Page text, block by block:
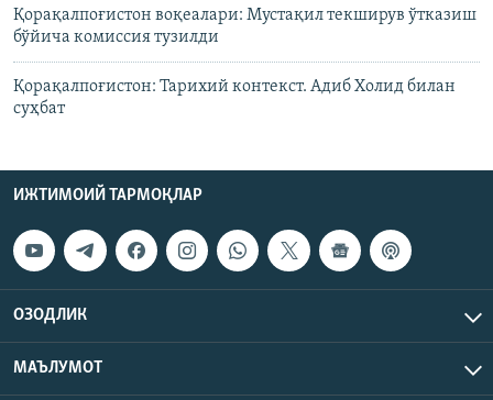
Қорақалпоғистон воқеалари: Мустақил текширув ўтказиш
бўйича комиссия тузилди
Қорақалпоғистон: Тарихий контекст. Адиб Холид билан
суҳбат
ИЖТИМОИЙ ТАРМОҚЛАР
ОЗОДЛИК
МАЪЛУМОТ